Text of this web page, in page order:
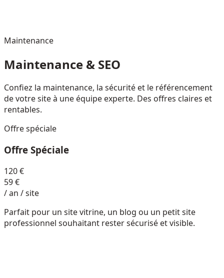
Maintenance
Maintenance & SEO
Confiez la maintenance, la sécurité et le référencement
de votre site à une équipe experte. Des offres claires et
rentables.
Offre spéciale
Offre Spéciale
120 €
59 €
/ an / site
Parfait pour un site vitrine, un blog ou un petit site
professionnel souhaitant rester sécurisé et visible.